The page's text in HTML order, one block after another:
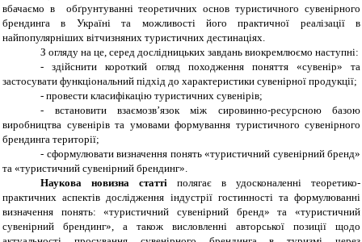
вбачаємо в обґрунтуванні теоретичних основ туристичного сувенірного
брендинга в Україні та можливості його практичної реалізації в
найпопулярніших вітчизняних туристичних дестинаціях.
З огляду на це, серед дослідницьких завдань виокремлюємо наступні:
- здійснити короткий огляд походження поняття «сувенір» та
застосувати функціональний підхід до характеристики сувенірної продукції;
- провести класифікацію туристичних сувенірів;
- встановити взаємозв’язок між сировинно-ресурсною базою
виробництва сувенірів та умовами формування туристичного сувенірного
брендинга території;
- сформулювати визначення понять «туристичний сувенірний бренд»
та «туристичний сувенірний брендинг».
Наукова новизна статті полягає в удосконаленні теоретико-
практичних аспектів дослідження індустрії гостинності та формулюванні
визначення понять: «туристичний сувенірний бренд» та «туристичний
сувенірний брендинг», а також висловленні авторської позиції щодо